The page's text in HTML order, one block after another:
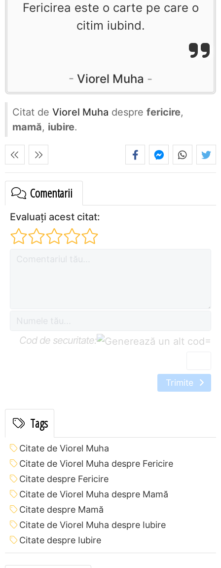
Fericirea este o carte pe care o
citim iubind.
Viorel Muha
Citat de Viorel Muha despre fericire,
mamă, iubire.
Comentarii
Evaluați acest citat:
Cod de securitate: =
Trimite
Tags
Citate de Viorel Muha
Citate de Viorel Muha despre Fericire
Citate despre Fericire
Citate de Viorel Muha despre Mamă
Citate despre Mamă
Citate de Viorel Muha despre Iubire
Citate despre Iubire